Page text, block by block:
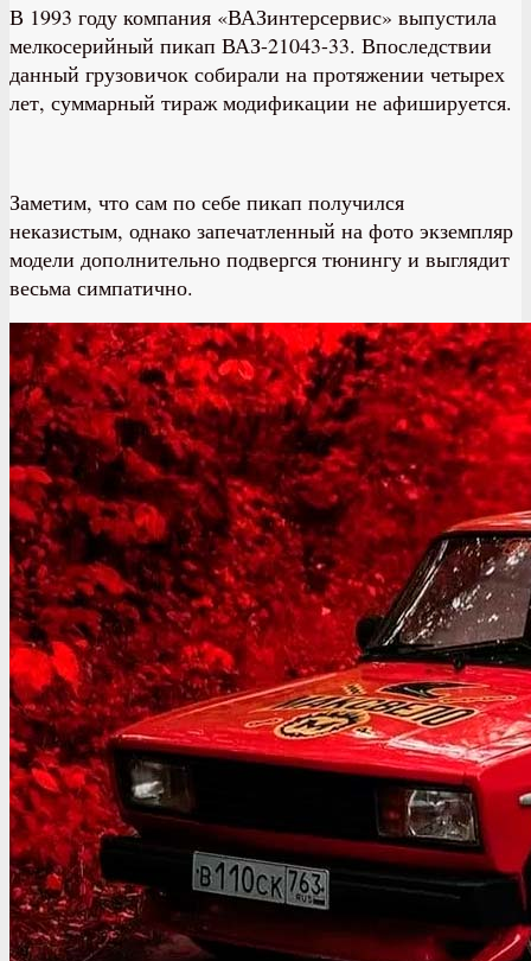
В 1993 году компания «ВАЗинтерсервис» выпустила
мелкосерийный пикап ВАЗ-21043-33. Впоследствии
данный грузовичок собирали на протяжении четырех
лет, суммарный тираж модификации не афишируется.
Заметим, что сам по себе пикап получился
неказистым, однако запечатленный на фото экземпляр
модели дополнительно подвергся тюнингу и выглядит
весьма симпатично.